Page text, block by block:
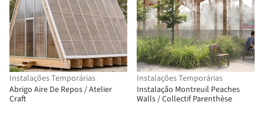
Instalações Temporárias
Abrigo Aire De Repos / Atelier
Craft
Instalações Temporárias
Instalação Montreuil Peaches
Walls / Collectif Parenthèse